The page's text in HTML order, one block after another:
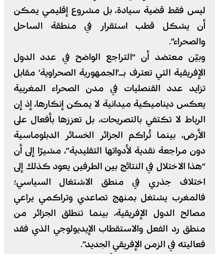
ليس فقط قضية سيادة، بل مشروع إقليمي يمكن
أن يشكل قطب استقرار في منطقة الساحل
والصحراء”.
وبيّن معتضد أن “التراجع الواضح في عدد الدول
الإفريقية التي تعترف بـ’الجمهورية الصحراوية’ مقابل
تزايد عدد القنصليات في مدن الصحراء المغربية
يعكس ديناميكية ميدانية لا يمكن إنكارها، إذ إن
الرباط لا تكتفي بالتصريحات، بل تعززها بأفعال على
الأرض، بينما تُراكم الجزائر الخسائر الدبلوماسية
دون مراجعة نقدية لأدواتها التقليدية”، مشيرًا إلى أن
“هذا الاختلال في النتائج بين الطرفين يعود كذلك إلى
اختلاف جذري في منطق الاشتغال السياسي؛
فالمغرب يشتغل بمنهج تصاعدي وتراكمي يراعي
مصالح الدول الإفريقية، بينما تنطلق الجزائر من
منطق رد الفعل والاستقطاب الإيديولوجي الذي فقد
فعاليته في الزمن الإفريقي الجديد”.